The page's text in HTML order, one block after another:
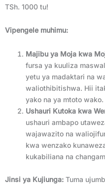
TSh. 1000 tu!
Vipengele muhimu:
Majibu ya Moja kwa
fursa ya kuuliza
yetu ya madaktari na
waliothibitishwa. Hii
yako na ya mtoto wako.
Ushauri Kutoka kwa
ushauri ambapo
wajawazito na
kwa wenzako
kukabiliana na
Jinsi ya Kujiunga: Tuma